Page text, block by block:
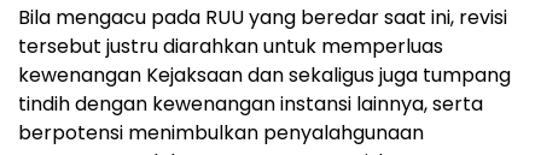
Bila mengacu pada RUU yang beredar saat ini, revisi
tersebut justru diarahkan untuk memperluas
kewenangan Kejaksaan dan sekaligus juga tumpang
tindih dengan kewenangan instansi lainnya, serta
berpotensi menimbulkan penyalahgunaan